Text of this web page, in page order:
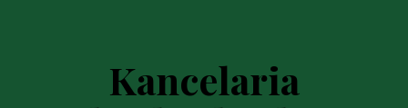
Kancelaria